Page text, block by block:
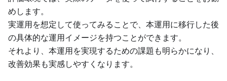
めします。
実運用を想定して使ってみることで、本運用に移行した後
の具体的な運用イメージを持つことができます。
それより、本運用を実現するための課題も明らかになり、
改善効果も実感しやすくなります。